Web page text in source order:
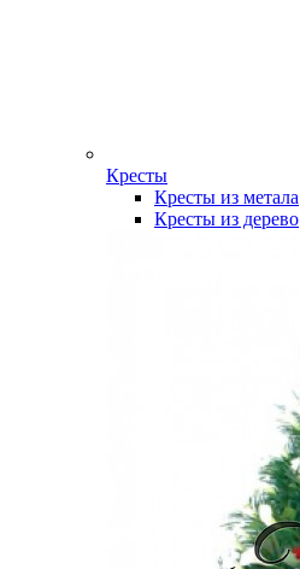
Кресты
Кресты из метала
Кресты из дерево